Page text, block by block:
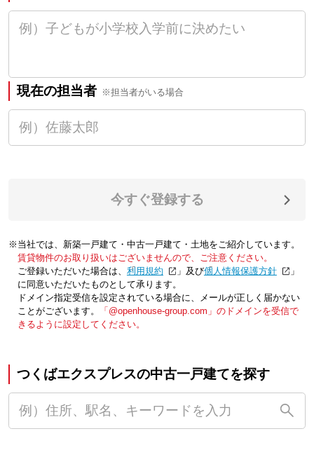
現在の担当者 ※担当者がいる場合
今すぐ登録する
※当社では、新築一戸建て・中古一戸建て・土地をご紹介しています。
賃貸物件のお取り扱いはございませんので、ご注意ください。
ご登録いただいた場合は、「利用規約 」及び「個人情報保護方針
」
に同意いただいたものとして承ります。
ドメイン指定受信を設定されている場合に、メールが正しく届かない
ことがございます。
「@openhouse-group.com」のドメインを受信で
きるように設定してください。
つくばエクスプレスの中古一戸建てを探す